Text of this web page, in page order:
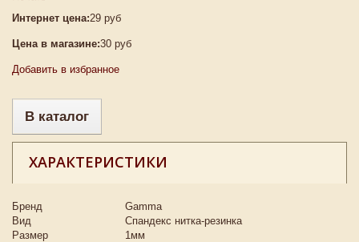
Интернет цена:29 руб
Цена в магазине:30 руб
Добавить в избранное
В каталог
ХАРАКТЕРИСТИКИ
Бренд
Gamma
Вид
Спандекс нитка-резинка
Размер
1мм